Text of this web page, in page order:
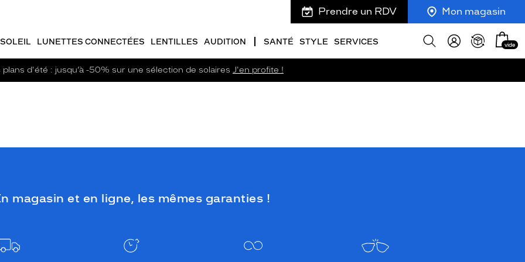
Prendre un RDV Mon magasin
LUNETTES CONNECTÉES LENTILLES AUDITION SANTÉ STYLE SERVICES
Afficher
Mon
panier
vide
plans d'été : jusqu’à -50% sur une sélection de solaires J'en profite !
magasin et en ligne, les mêmes garanties !